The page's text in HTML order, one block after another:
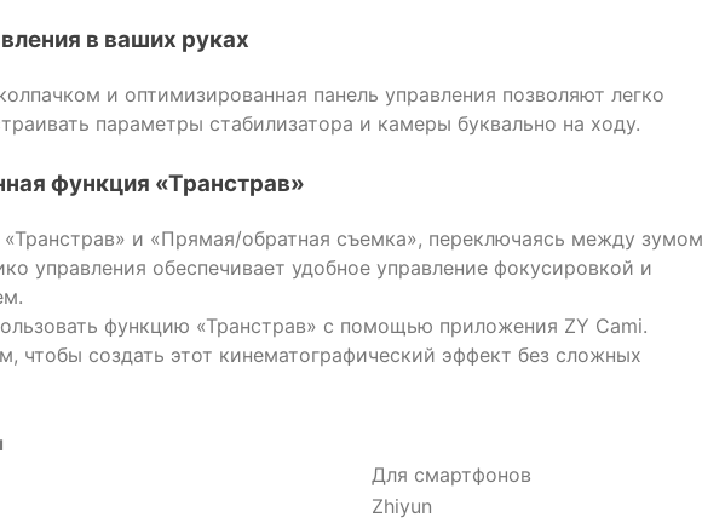
в ваших руках
и оптимизированная панель управления позволяют легко
параметры стабилизатора и камеры буквально на ходу.
функция «Транстрав»
и «Прямая/обратная съемка», переключаясь между
управления обеспечивает удобное управление фокусировкой и
функцию «Транстрав» с помощью приложения ZY Cami.
чтобы создать этот кинематографический эффект без сложных
Для смартфонов
Zhiyun